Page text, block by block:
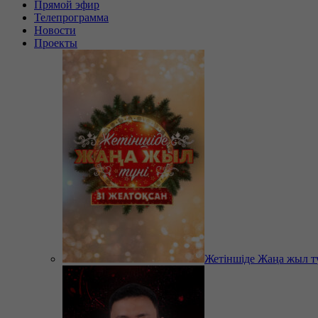
Прямой эфир
Телепрограмма
Новости
Проекты
Жетіншіде Жаңа жыл